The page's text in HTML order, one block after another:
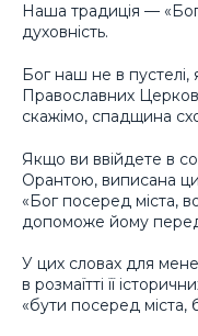
Наша традиція —
духовність.
Бог наш не в пустелі,
Православних
скажімо, спадщина
Якщо ви ввійдете в
Орантою, виписана
«Бог посеред міста,
допоможе йому перед
У цих словах для мене
в розмаїтті її
«бути посеред міста,